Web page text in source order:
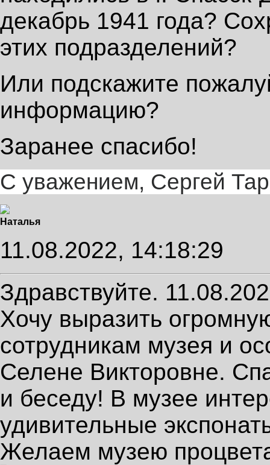
декабрь 1941 года?
этих подразделений?
Или подскажите
информацию?
Заранее спасибо!
С уважением, Сергей
Наталья
11.08.2022, 14:18:29
Здравствуйте.
Хочу выразить
сотрудникам музея и
Селене Викторовне.
и беседу! В музее
удивительные
Желаем музею